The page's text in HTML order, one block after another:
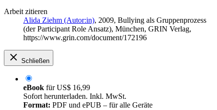
Arbeit zitieren
Alida Ziehm (Autor:in), 2009, Bullying als Gruppenprozess
(der Participant Role Ansatz), München, GRIN Verlag,
https://www.grin.com/document/172196
Schließen
eBook fürUS$ 16,99
Sofort herunterladen. Inkl. MwSt.
Format: PDF und ePUB – für alle Geräte